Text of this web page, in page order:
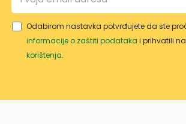
Odabirom nastavka potvrđujete da ste
informacije o zaštiti podataka i prihvatili
korištenja.